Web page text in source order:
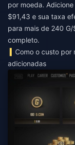
por moeda.
$91,43 e sua taxa
para mais de 240
completo.
Como o custo por
adicionadas